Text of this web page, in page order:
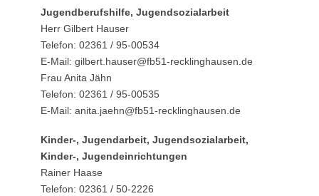
Jugendberufshilfe, Jugendsozialarbeit
Herr Gilbert Hauser
Telefon: 02361 / 95-00534
E-Mail: gilbert.hauser@fb51-recklinghausen.de
Frau Anita Jähn
Telefon: 02361 / 95-00535
E-Mail: anita.jaehn@fb51-recklinghausen.de
Kinder-, Jugendarbeit, Jugendsozialarbeit,
Kinder-, Jugendeinrichtungen
Rainer Haase
Telefon: 02361 / 50-2226